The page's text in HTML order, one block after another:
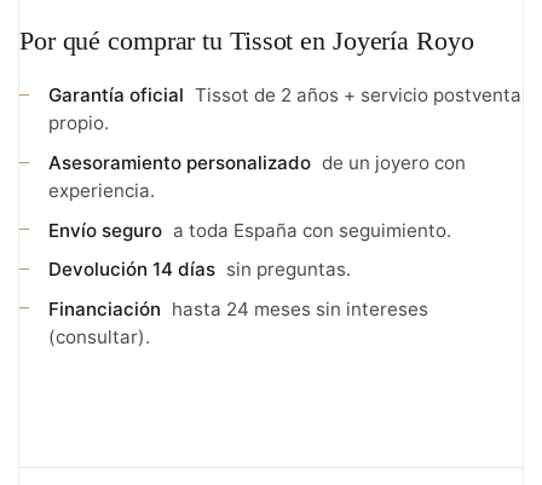
Por qué comprar tu Tissot en Joyería Royo
Garantía oficial Tissot de 2 años + servicio postventa
propio.
Asesoramiento personalizado de un joyero con
experiencia.
Envío seguro a toda España con seguimiento.
Devolución 14 días sin preguntas.
Financiación hasta 24 meses sin intereses
(consultar).